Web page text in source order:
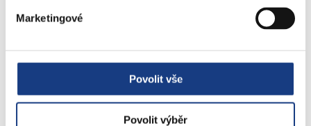
Marketingové
Povolit vše
Povolit výběr
Bytové záležitosti